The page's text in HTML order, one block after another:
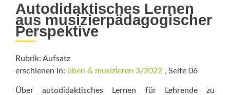
Autodidaktisches Lernen
aus musizierpädagogischer
Perspektive
Rubrik: Aufsatz
erschienen in: üben & musizieren 3/2022 , Seite 06
Über autodidaktisches Lernen für Lehrende zu